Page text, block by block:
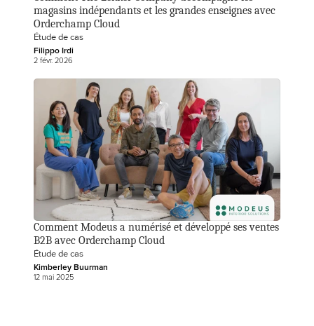
magasins indépendants et les grandes enseignes avec
Orderchamp Cloud
Étude de cas
Filippo Irdi
2 févr. 2026
Comment Modeus a numérisé et développé ses ventes
B2B avec Orderchamp Cloud
Étude de cas
Kimberley Buurman
12 mai 2025